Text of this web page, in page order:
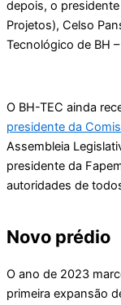
depois, o
Projetos), Celso
Tecnológico de BH
O BH-TEC ainda
presidente da
Assembleia
presidente da
autoridades de
Novo prédio
O ano de 2023
primeira expansão